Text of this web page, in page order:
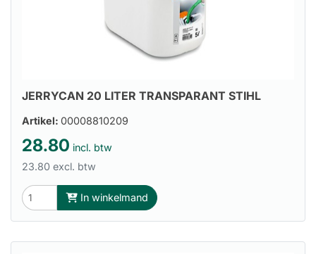
JERRYCAN 20 LITER TRANSPARANT STIHL
Artikel: 00008810209
28.80 incl. btw
23.80 excl. btw
In winkelmand